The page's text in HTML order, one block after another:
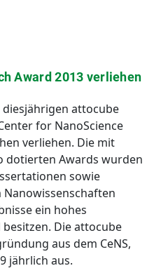
Award 2013 verliehen
diesjährigen attocube
for NanoScience
verliehen. Die mit
dotierten Awards wurden
sowie
ein hohes
Die attocube
aus dem CeNS,
jährlich aus.